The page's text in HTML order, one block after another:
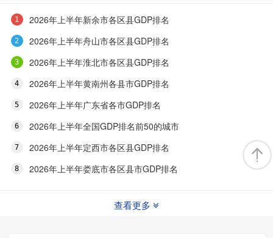
2026年上半年新余市各区县GDP排名
2026年上半年舟山市各区县GDP排名
2026年上半年淮北市各区县GDP排名
2026年上半年黄南州各县市GDP排名
2026年上半年广东省各市GDP排名
2026年上半年全国GDP排名前50的城市
2026年上半年定西市各区县GDP排名
2026年上半年娄底市各区县市GDP排名
查看更多